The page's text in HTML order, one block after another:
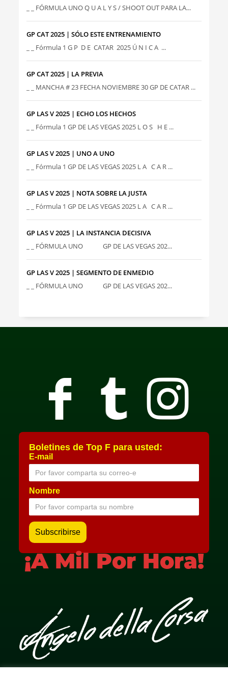
_ _ FÓRMULA UNO Q U A L Y S / SHOOT OUT PARA LA...
GP CAT 2025 | SÓLO ESTE ENTRENAMIENTO
_ _ Fórmula 1 G P D E CATAR 2025 Ú N I C A ...
GP CAT 2025 | LA PREVIA
_ _ MANCHA # 23 FECHA NOVIEMBRE 30 GP DE CATAR ...
GP LAS V 2025 | ECHO LOS HECHOS
_ _ Fórmula 1 GP DE LAS VEGAS 2025 L O S H E ...
GP LAS V 2025 | UNO A UNO
_ _ Fórmula 1 GP DE LAS VEGAS 2025 L A C A R ...
GP LAS V 2025 | NOTA SOBRE LA JUSTA
_ _ Fórmula 1 GP DE LAS VEGAS 2025 L A C A R ...
GP LAS V 2025 | LA INSTANCIA DECISIVA
_ _ FÓRMULA UNO GP DE LAS VEGAS 202...
GP LAS V 2025 | SEGMENTO DE ENMEDIO
_ _ FÓRMULA UNO GP DE LAS VEGAS 202...
Boletines de Top F para usted:
E-mail
Nombre
¡A Mil Por Hora!